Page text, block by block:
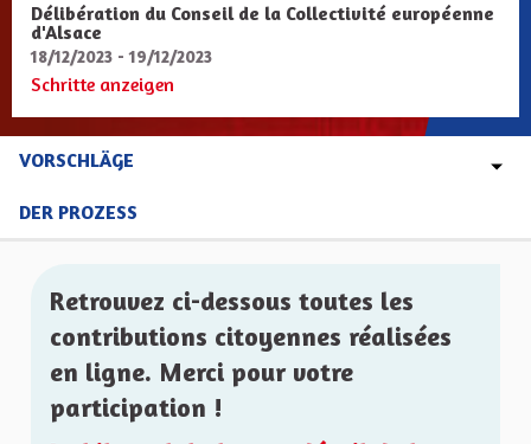
Délibération du Conseil de la Collectivité européenne
d'Alsace
18/12/2023 - 19/12/2023
Schritte anzeigen
VORSCHLÄGE
DER PROZESS
Retrouvez ci-dessous toutes les
contributions citoyennes réalisées
en ligne. Merci pour votre
participation !